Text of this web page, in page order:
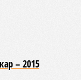
– 2015